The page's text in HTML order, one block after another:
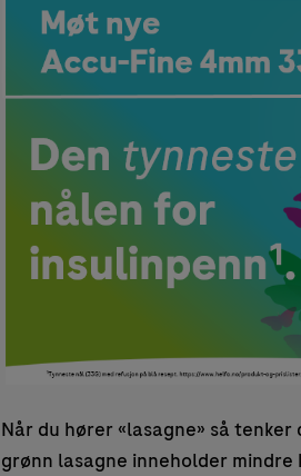
Når du hører «lasagne» så
grønn lasagne inneholder